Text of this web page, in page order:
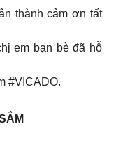
thành cảm ơn tất
em bạn bè đã hỗ
#VICADO.